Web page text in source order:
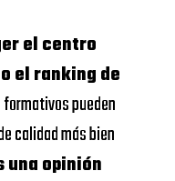
el centro
el ranking de
pueden
calidad más bien
una opinión